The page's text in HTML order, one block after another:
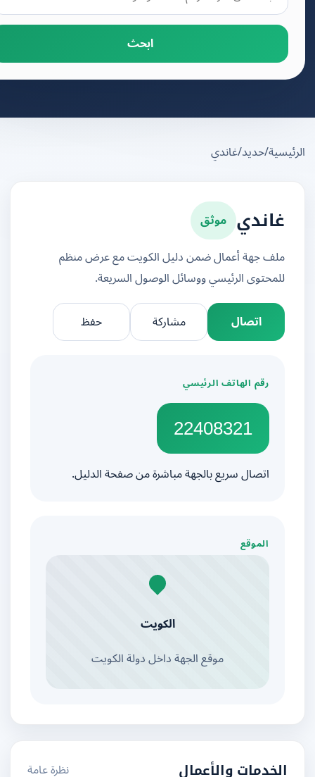
ابحث
/حديد/غاندي
غاندي موثق
ملف جهة أعمال ضمن دليل الكويت مع عرض منظم
للمحتوى الرئيسي ووسائل الوصول السريعة.
اتصال
مشاركة
رقم الهاتف الرئيسي
22408321
اتصال سريع بالجهة مباشرة من صفحة الدليل.
الموقع
الكويت
موقع الجهة داخل دولة الكويت
الخدمات والأعمال نظرة عامة